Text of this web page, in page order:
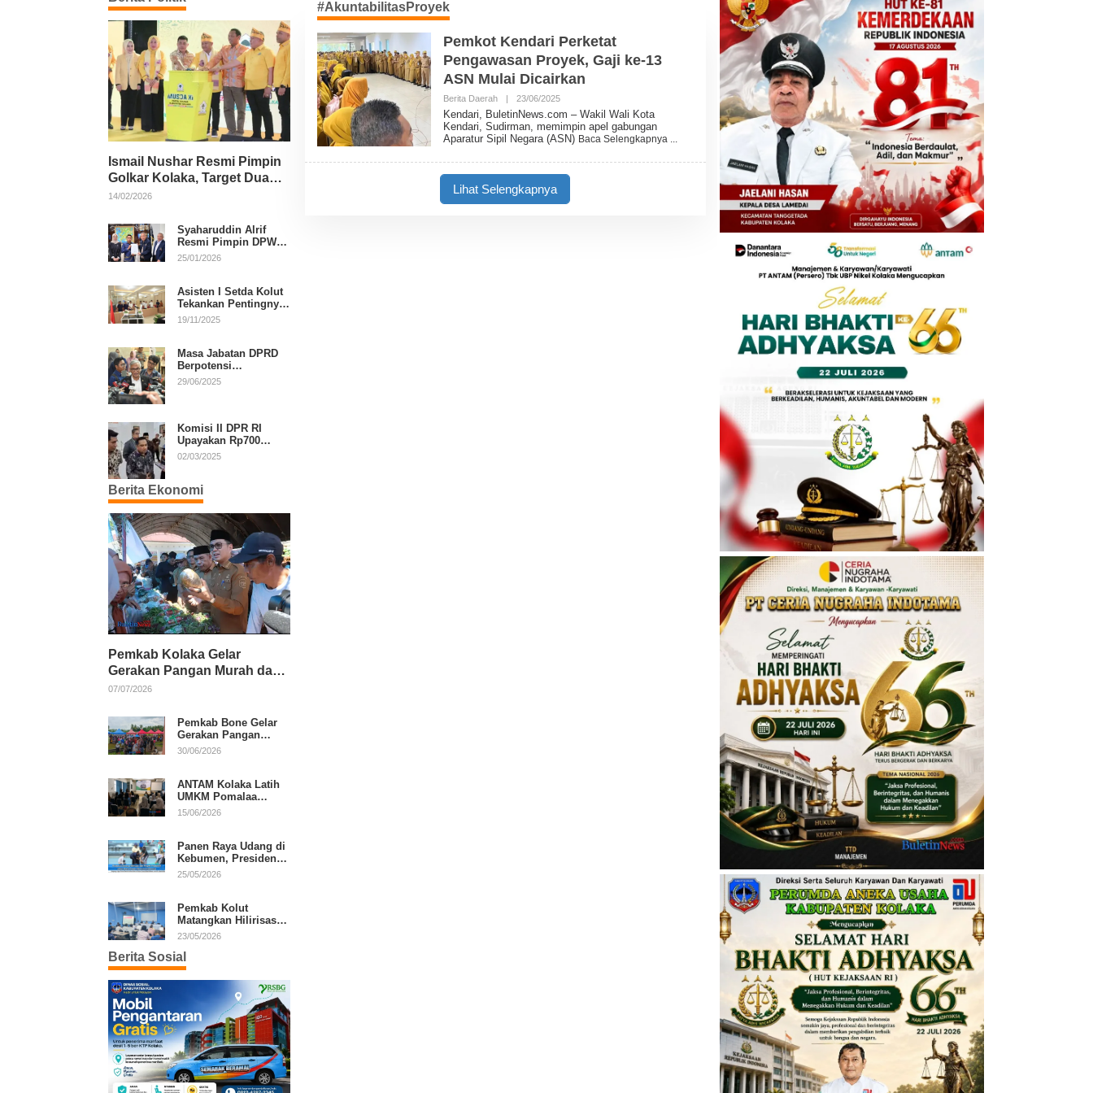
Ismail Nushar Resmi Pimpin
Golkar Kolaka, Target Dua
Kursi per Dapil
14/02/2026
Syaharuddin Alrif
Resmi Pimpin DPW
NasDem Sulsel
25/01/2026
Asisten I Setda Kolut
Tekankan Pentingnya
Pendidikan Politik
19/11/2025
Masa Jabatan DPRD
Berpotensi
Diperpanjang, Aria
29/06/2025
Komisi II DPR RI
Upayakan Rp700
Miliar dari APBN
Putusan MK
02/03/2025
Berita Ekonomi
Pemkab Kolaka Gelar
Gerakan Pangan Murah dan
Salurkan Pupuk Organik
07/07/2026
Pemkab Bone Gelar
Gerakan Pangan
Murah, Warga Serbu
30/06/2026
ANTAM Kolaka Latih
UMKM Pomalaa
Kembangkan Produk
15/06/2026
Panen Raya Udang di
Kebumen, Presiden
Prabowo Tekankan
25/05/2026
Pemkab Kolut
Matangkan Hilirisasi
Kakao dan Kelapa,
Daerah
23/05/2026
Berita Sosial
#AkuntabilitasProyek
Pemkot Kendari Perketat
Pengawasan Proyek, Gaji ke-13
ASN Mulai Dicairkan
Berita Daerah | 23/06/2025O
E
H
B
Kendari, BuletinNews.com – Wakil Wali Kota
Kendari, Sudirman, memimpin apel gabungan
Aparatur Sipil Negara (ASN) Baca Selengkapnya
Lihat Selengkapnya